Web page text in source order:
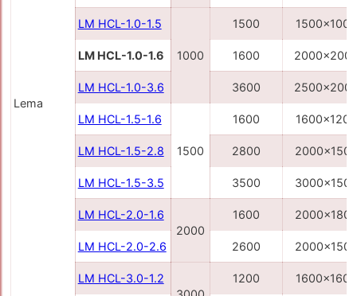
Lema
LM HCL-1.0-1.5
1000
1500 1500x1000
LM HCL-1.0-1.6 1600
LM HCL-1.0-3.6 3600
LM HCL-1.5-1.6
1500
1600 1600x1200
LM HCL-1.5-2.8 2800 2000x1500
LM HCL-1.5-3.5 3500 3000x1500
LM HCL-2.0-1.6
2000
1600 2000x1800
LM HCL-2.0-2.6 2600 2000x1500
LM HCL-3.0-1.2
1200 1600x1600